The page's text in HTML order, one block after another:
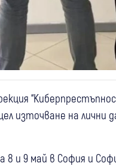
източване на лични
8 и 9 май в София и